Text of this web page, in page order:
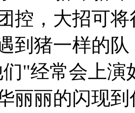
控，大招可
到猪一样的
"经常会上演
丽丽的闪现